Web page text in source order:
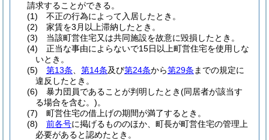
請求することができる。
(1)
不正の行為によって入居したとき。
(2)
家賃を3月以上滞納したとき。
(3)
当該町営住宅又は共同施設を故意に毀損したとき。
(4)
正当な事由によらないで15日以上町営住宅を使用しな
いとき。
(5)
第13条 第14条及び第24条から第29条 までの規定に
違反したとき。
(6)
暴力団員であることが判明したとき(同居者が該当す
る場合を含む。)。
(7)
町営住宅の借上げの期間が満了するとき。
(8)
前各号に掲げるもののほか、町長が町営住宅の管理上
必要があると認めたとき。